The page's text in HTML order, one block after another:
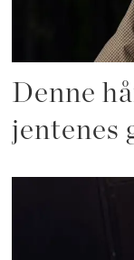
Denne
jentenes